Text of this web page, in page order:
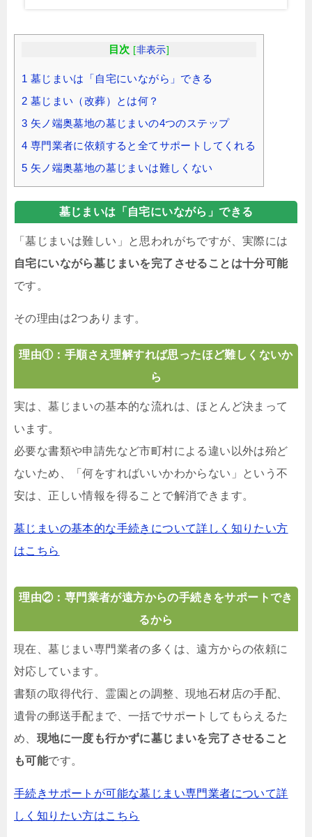
目次 [非表示]
1 墓じまいは「自宅にいながら」できる
2 墓じまい（改葬）とは何？
3 矢ノ端奥墓地の墓じまいの4つのステップ
4 専門業者に依頼すると全てサポートしてくれる
5 矢ノ端奥墓地の墓じまいは難しくない
墓じまいは「自宅にいながら」できる
「墓じまいは難しい」と思われがちですが、実際には
自宅にいながら墓じまいを完了させることは十分可能
です。
その理由は2つあります。
理由①：手順さえ理解すれば思ったほど難しくないか
ら
実は、墓じまいの基本的な流れは、ほとんど決まって
います。
必要な書類や申請先など市町村による違い以外は殆ど
ないため、「何をすればいいかわからない」という不
安は、正しい情報を得ることで解消できます。
墓じまいの基本的な手続きについて詳しく知りたい方
はこちら
理由②：専門業者が遠方からの手続きをサポートでき
るから
現在、墓じまい専門業者の多くは、遠方からの依頼に
対応しています。
書類の取得代行、霊園との調整、現地石材店の手配、
遺骨の郵送手配まで、一括でサポートしてもらえるた
め、 現地に一度も行かずに墓じまいを完了させること
も可能です。
手続きサポートが可能な墓じまい専門業者について詳
しく知りたい方はこちら